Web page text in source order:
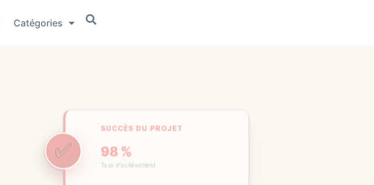
Catégories
✅
SUCCÈS DU PROJET
98 %
Taux d'achèvement